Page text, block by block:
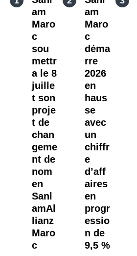
am
Maro
c
sou
mettr
a le 8
juille
t son
proje
t de
chan
geme
nt de
nom
en
Sanl
amAl
lianz
Maro
c
am
Maro
c
déma
rre
2026
en
haus
se
avec
un
chiffr
e
d’aff
aires
en
progr
essio
n de
9,5 %